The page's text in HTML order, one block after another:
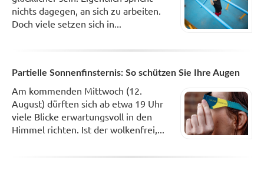
nichts dagegen, an sich zu arbeiten.
Doch viele setzen sich in...
Partielle Sonnenfinsternis: So schützen Sie Ihre Augen
Am kommenden Mittwoch (12.
August) dürften sich ab etwa 19 Uhr
viele Blicke erwartungsvoll in den
Himmel richten. Ist der wolkenfrei,...